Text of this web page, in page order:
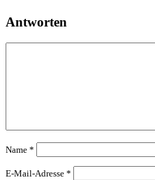
Antworten
Name *
E-Mail-Adresse *